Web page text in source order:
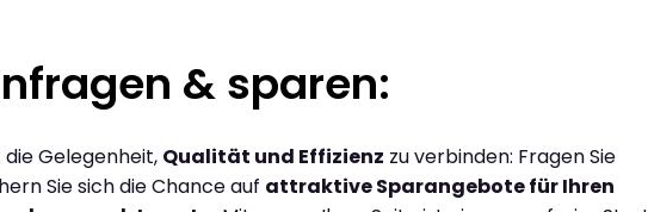
& sparen:
die Gelegenheit, Qualität und Effizienz zu verbinden: Fragen Sie
Sie sich die Chance auf attraktive Sparangebote für Ihren